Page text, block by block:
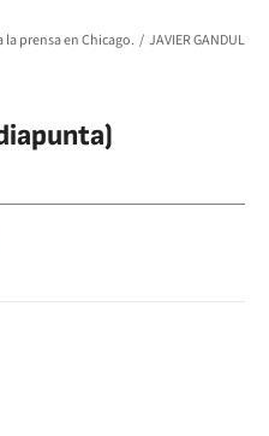
la prensa en Chicago. JAVIER GANDUL